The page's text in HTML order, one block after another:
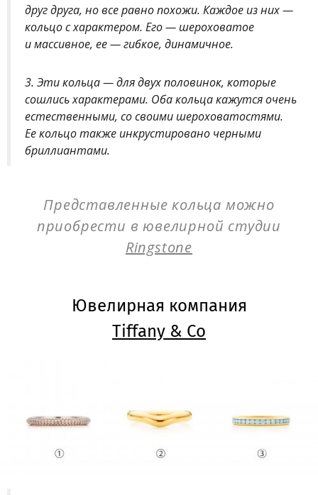
друг друга, но все равно похожи. Каждое из них —
кольцо с характером. Его — шероховатое
и массивное, ее — гибкое, динамичное.
3. Эти кольца — для двух половинок, которые
сошлись характерами. Оба кольца кажутся очень
естественными, со своими шероховатостями.
Ее кольцо также инкрустировано черными
бриллиантами.
Представленные кольца можно
приобрести в ювелирной студии
Ringstone
Ювелирная компания
Tiffany & Co